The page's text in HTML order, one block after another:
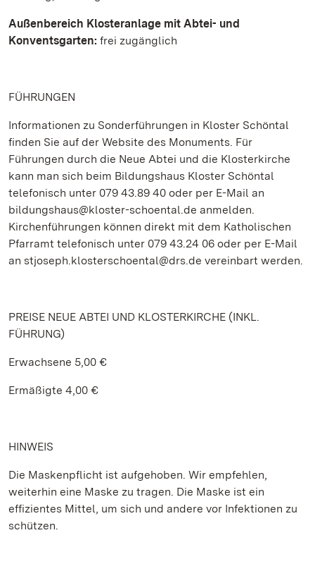
Außenbereich Klosteranlage mit Abtei- und
Konventsgarten: frei zugänglich
FÜHRUNGEN
Informationen zu Sonderführungen in Kloster Schöntal
finden Sie auf der Website des Monuments. Für
Führungen durch die Neue Abtei und die Klosterkirche
kann man sich beim Bildungshaus Kloster Schöntal
telefonisch unter 079 43.89 40 oder per E-Mail an
bildungshaus@kloster-schoental.de anmelden.
Kirchenführungen können direkt mit dem Katholischen
Pfarramt telefonisch unter 079 43.24 06 oder per E-Mail
an stjoseph.klosterschoental@drs.de vereinbart werden.
PREISE NEUE ABTEI UND KLOSTERKIRCHE (INKL.
FÜHRUNG)
Erwachsene 5,00 €
Ermäßigte 4,00 €
HINWEIS
Die Maskenpflicht ist aufgehoben. Wir empfehlen,
weiterhin eine Maske zu tragen. Die Maske ist ein
effizientes Mittel, um sich und andere vor Infektionen zu
schützen.